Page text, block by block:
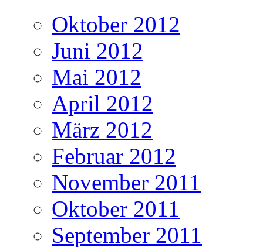
Oktober 2012
Juni 2012
Mai 2012
April 2012
März 2012
Februar 2012
November 2011
Oktober 2011
September 2011